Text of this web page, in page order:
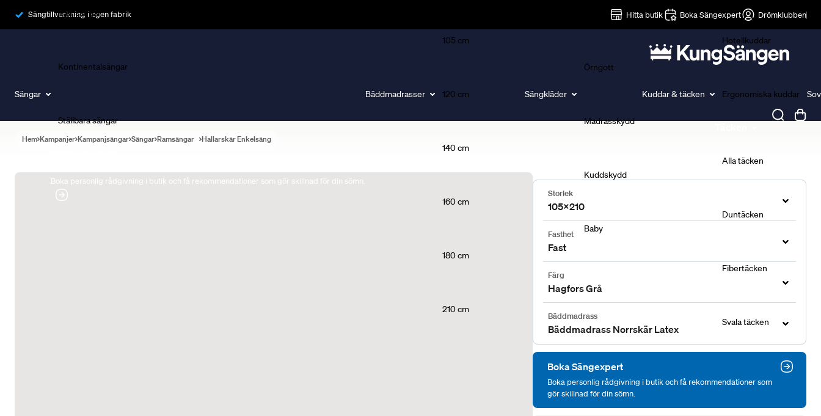
Sängtillverkning i egen fabrik Hitta butik Boka Sängexpert Drömklubben
Sängar
Ramsängar
Kontinentalsängar
Ställbara sängar
Boka personlig rådgivning i butik och få rekommendationer som gör skillnad för din sömn.
Bäddmadrasser
105 cm
120 cm
140 cm
160 cm
180 cm
210 cm
Sängkläder
Örngott
Madrasskydd
Kuddskydd
Baby
Kuddar & täcken
Hotellkuddar
Ergonomiska kuddar
Alla täcken
Duntäcken
Fibertäcken
Svala täcken
Hem Kampanjer Kampanjsängar Sängar Ramsängar Hallarskär Enkelsäng
Storlek
105x210
Fasthet
Fast
Färg
Hagfors Grå
Bäddmadrass
Bäddmadrass Norrskär Latex
Boka Sängexpert
Boka personlig rådgivning i butik och få rekommendationer som
gör skillnad för din sömn.